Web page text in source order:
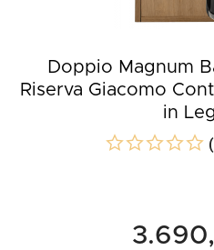
Doppio Magnum
Riserva Giacomo
in